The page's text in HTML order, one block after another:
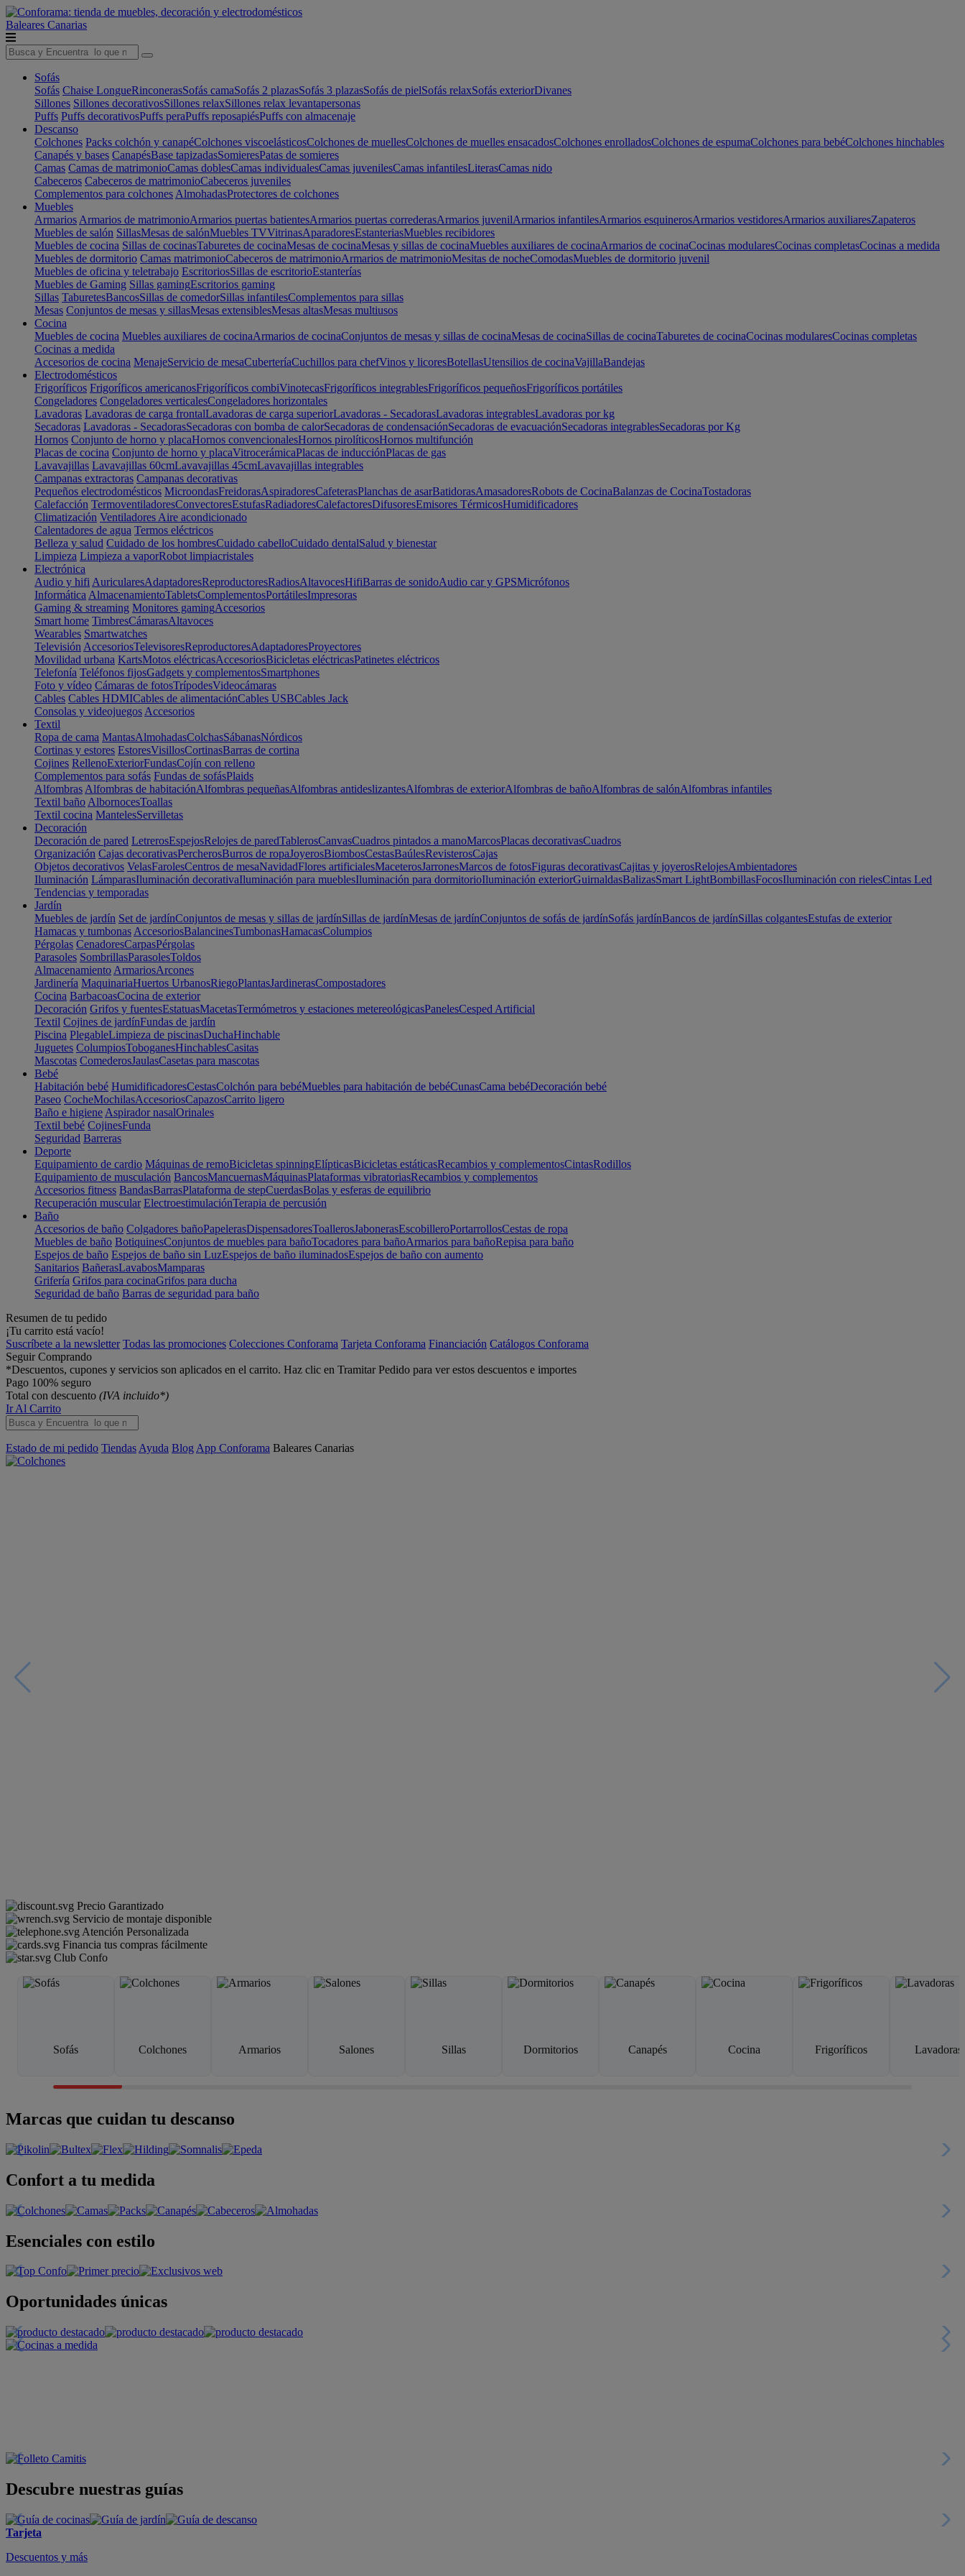
Baleares Canarias
Sofás
Sofás Chaise LongueRinconerasSofás camaSofás 2 plazasSofás 3 plazasSofás de pielSofás relaxSofás exteriorDivanes
Sillones Sillones decorativosSillones relaxSillones relax levantapersonas
Puffs Puffs decorativosPuffs peraPuffs reposapiésPuffs con almacenaje
Descanso
Colchones Packs colchón y canapéColchones viscoelásticosColchones de muellesColchones de muelles ensacadosColchones enrolladosColchones de espumaColchones para bebéColchones hinchables
Canapés y bases CanapésBase tapizadasSomieresPatas de somieres
Camas Camas de matrimonioCamas doblesCamas individualesCamas juvenilesCamas infantilesLiterasCamas nido
Cabeceros Cabeceros de matrimonioCabeceros juveniles
Complementos para colchones AlmohadasProtectores de colchones
Muebles
Armarios Armarios de matrimonioArmarios puertas batientesArmarios puertas correderasArmarios juvenilArmarios infantilesArmarios esquinerosArmarios vestidoresArmarios auxiliaresZapateros
Muebles de salón SillasMesas de salónMuebles TVVitrinasAparadoresEstanteriasMuebles recibidores
Muebles de cocina Sillas de cocinasTaburetes de cocinaMesas de cocinaMesas y sillas de cocinaMuebles auxiliares de cocinaArmarios de cocinaCocinas modularesCocinas completasCocinas a medida
Muebles de dormitorio Camas matrimonioCabeceros de matrimonioArmarios de matrimonioMesitas de nocheComodasMuebles de dormitorio juvenil
Muebles de oficina y teletrabajo EscritoriosSillas de escritorioEstanterías
Muebles de Gaming Sillas gamingEscritorios gaming
Sillas TaburetesBancosSillas de comedorSillas infantilesComplementos para sillas
Mesas Conjuntos de mesas y sillasMesas extensiblesMesas altasMesas multiusos
Cocina
Muebles de cocina Muebles auxiliares de cocinaArmarios de cocinaConjuntos de mesas y sillas de cocinaMesas de cocinaSillas de cocinaTaburetes de cocinaCocinas modularesCocinas completas
Cocinas a medida
Accesorios de cocina MenajeServicio de mesaCuberteríaCuchillos para chefVinos y licoresBotellasUtensilios de cocinaVajillaBandejas
Electrodomésticos
Frigoríficos Frigoríficos americanosFrigoríficos combiVinotecasFrigoríficos integrablesFrigoríficos pequeñosFrigoríficos portátiles
Congeladores Congeladores verticalesCongeladores horizontales
Lavadoras Lavadoras de carga frontalLavadoras de carga superiorLavadoras - SecadorasLavadoras integrablesLavadoras por kg
Secadoras Lavadoras - SecadorasSecadoras con bomba de calorSecadoras de condensaciónSecadoras de evacuaciónSecadoras integrablesSecadoras por Kg
Hornos Conjunto de horno y placaHornos convencionalesHornos pirolíticosHornos multifunción
Placas de cocina Conjunto de horno y placaVitrocerámicaPlacas de inducciónPlacas de gas
Lavavajillas Lavavajillas 60cmLavavajillas 45cmLavavajillas integrables
Campanas extractoras Campanas decorativas
Pequeños electrodomésticos MicroondasFreidorasAspiradoresCafeterasPlanchas de asarBatidorasAmasadoresRobots de CocinaBalanzas de CocinaTostadoras
Calefacción TermoventiladoresConvectoresEstufasRadiadoresCalefactoresDifusoresEmisores TérmicosHumidificadores
Climatización Ventiladores Aire acondicionado
Calentadores de agua Termos eléctricos
Belleza y salud Cuidado de los hombresCuidado cabelloCuidado dentalSalud y bienestar
Limpieza Limpieza a vaporRobot limpiacristales
Electrónica
Audio y hifi AuricularesAdaptadoresReproductoresRadiosAltavocesHifiBarras de sonidoAudio car y GPSMicrófonos
Informática AlmacenamientoTabletsComplementosPortátilesImpresoras
Gaming & streaming Monitores gamingAccesorios
Smart home TimbresCámarasAltavoces
Wearables Smartwatches
Televisión AccesoriosTelevisoresReproductoresAdaptadoresProyectores
Movilidad urbana KartsMotos eléctricasAccesoriosBicicletas eléctricasPatinetes eléctricos
Telefonía Teléfonos fijosGadgets y complementosSmartphones
Foto y vídeo Cámaras de fotosTrípodesVideocámaras
Cables Cables HDMICables de alimentaciónCables USBCables Jack
Consolas y videojuegos Accesorios
Textil
Ropa de cama MantasAlmohadasColchasSábanasNórdicos
Cortinas y estores EstoresVisillosCortinasBarras de cortina
Cojines RellenoExteriorFundasCojín con relleno
Complementos para sofás Fundas de sofásPlaids
Alfombras Alfombras de habitaciónAlfombras pequeñasAlfombras antideslizantesAlfombras de exteriorAlfombras de bañoAlfombras de salónAlfombras infantiles
Textil baño AlbornocesToallas
Textil cocina MantelesServilletas
Decoración
Decoración de pared LetrerosEspejosRelojes de paredTablerosCanvasCuadros pintados a manoMarcosPlacas decorativasCuadros
Organización Cajas decorativasPercherosBurros de ropaJoyerosBiombosCestasBaúlesRevisterosCajas
Objetos decorativos VelasFarolesCentros de mesaNavidadFlores artificialesMaceterosJarronesMarcos de fotosFiguras decorativasCajitas y joyerosRelojesAmbientadores
Iluminación LámparasIluminación decorativaIluminación para mueblesIluminación para dormitorioIluminación exteriorGuirnaldasBalizasSmart LightBombillasFocosIluminación con rielesCintas Led
Tendencias y temporadas
Jardín
Muebles de jardín Set de jardínConjuntos de mesas y sillas de jardínSillas de jardínMesas de jardínConjuntos de sofás de jardínSofás jardínBancos de jardínSillas colgantesEstufas de exterior
Hamacas y tumbonas AccesoriosBalancinesTumbonasHamacasColumpios
Pérgolas CenadoresCarpasPérgolas
Parasoles SombrillasParasolesToldos
Almacenamiento ArmariosArcones
Jardinería MaquinariaHuertos UrbanosRiegoPlantasJardinerasCompostadores
Cocina BarbacoasCocina de exterior
Decoración Grifos y fuentesEstatuasMacetasTermómetros y estaciones metereológicasPanelesCesped Artificial
Textil Cojines de jardínFundas de jardín
Piscina PlegableLimpieza de piscinasDuchaHinchable
Juguetes ColumpiosToboganesHinchablesCasitas
Mascotas ComederosJaulasCasetas para mascotas
Bebé
Habitación bebé HumidificadoresCestasColchón para bebéMuebles para habitación de bebéCunasCama bebéDecoración bebé
Paseo CocheMochilasAccesoriosCapazosCarrito ligero
Baño e higiene Aspirador nasalOrinales
Textil bebé CojinesFunda
Seguridad Barreras
Deporte
Equipamiento de cardio Máquinas de remoBicicletas spinningElípticasBicicletas estáticasRecambios y complementosCintasRodillos
Equipamiento de musculación BancosMancuernasMáquinasPlataformas vibratoriasRecambios y complementos
Accesorios fitness BandasBarrasPlataforma de stepCuerdasBolas y esferas de equilibrio
Recuperación muscular ElectroestimulaciónTerapia de percusión
Baño
Accesorios de baño Colgadores bañoPapelerasDispensadoresToallerosJabonerasEscobilleroPortarrollosCestas de ropa
Muebles de baño BotiquinesConjuntos de muebles para bañoTocadores para bañoArmarios para bañoRepisa para baño
Espejos de baño Espejos de baño sin LuzEspejos de baño iluminadosEspejos de baño con aumento
Sanitarios BañerasLavabosMamparas
Grifería Grifos para cocinaGrifos para ducha
Seguridad de baño Barras de seguridad para baño
Resumen de tu pedido
¡Tu carrito está vacío!
Suscríbete a la newsletter Todas las promociones Colecciones Conforama Tarjeta Conforama Financiación Catálogos Conforama
Seguir Comprando
*Descuentos, cupones y servicios son aplicados en el carrito. Haz clic en Tramitar Pedido para ver estos descuentos e importes
Pago 100% seguro
Total con descuento (IVA incluido*)
Ir Al Carrito
Estado de mi pedido Tiendas Ayuda Blog App Conforama Baleares Canarias
Precio Garantizado
Servicio de montaje disponible
Atención Personalizada
Financia tus compras fácilmente
Club Confo
Sofás Colchones Armarios Salones Sillas Dormitorios Canapés Cocina Frigoríficos Lavadoras
Marcas que cuidan tu descanso
Confort a tu medida
Esenciales con estilo
Oportunidades únicas
Descubre nuestras guías
Tarjeta
Descuentos y más